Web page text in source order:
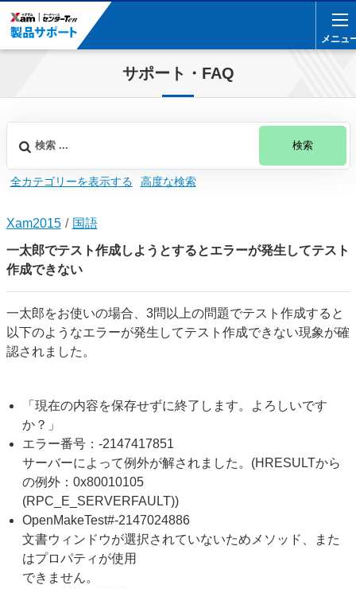
メニュ
メニュ
サポート・FAQ
検索
全カテゴリーを表示する 高度な検索
Xam2015
国語
一太郎でテスト作成しようとするとエラーが発生してテスト
作成できない
一太郎をお使いの場合、3問以上の問題でテスト作成すると
以下のようなエラーが発生してテスト作成できない現象が確
認されました。
「現在の内容を保存せずに終了します。よろしいです
か？」
エラー番号：-2147417851
サーバーによって例外が解されました。(HRESULTから
の例外：0x80010105
(RPC_E_SERVERFAULT))
OpenMakeTest#-2147024886
文書ウィンドウが選択されていないためメソッド、また
はプロパティが使用
できません。